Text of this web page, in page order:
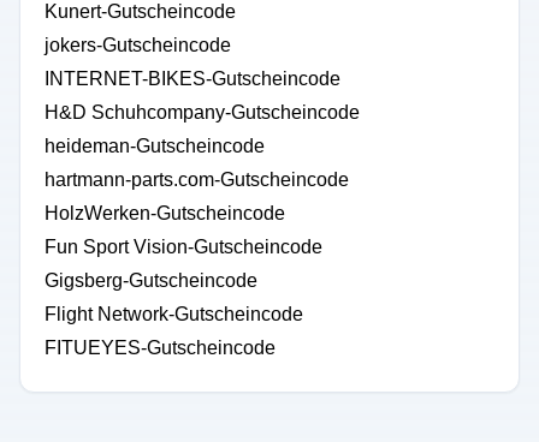
Kunert-Gutscheincode
jokers-Gutscheincode
INTERNET-BIKES-Gutscheincode
H&D Schuhcompany-Gutscheincode
heideman-Gutscheincode
hartmann-parts.com-Gutscheincode
HolzWerken-Gutscheincode
Fun Sport Vision-Gutscheincode
Gigsberg-Gutscheincode
Flight Network-Gutscheincode
FITUEYES-Gutscheincode